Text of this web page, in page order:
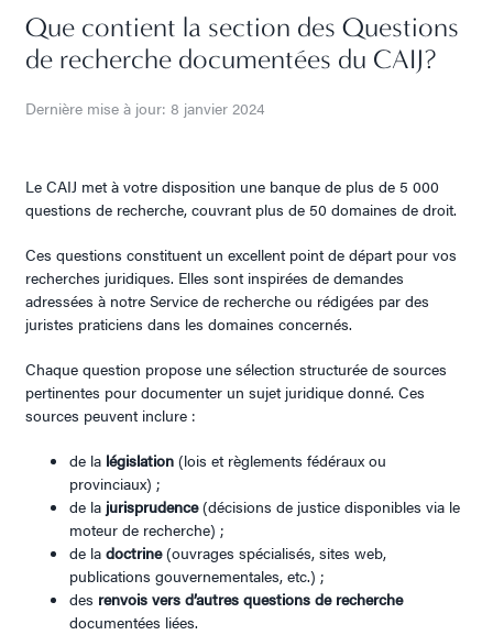
Que contient la section des Questions
de recherche documentées du CAIJ?
Dernière mise à jour: 8 janvier 2024
Le CAIJ met à votre disposition une banque de plus de 5 000
questions de recherche, couvrant plus de 50 domaines de droit.
Ces questions constituent un excellent point de départ pour vos
recherches juridiques. Elles sont inspirées de demandes
adressées à notre Service de recherche ou rédigées par des
juristes praticiens dans les domaines concernés.
Chaque question propose une sélection structurée de sources
pertinentes pour documenter un sujet juridique donné. Ces
sources peuvent inclure :
de la législation (lois et règlements fédéraux ou
provinciaux) ;
de la jurisprudence(décisions de justice disponibles via le
moteur de recherche) ;
de la doctrine(ouvrages spécialisés, sites web,
publications gouvernementales, etc.) ;
des renvois vers d’autres questions de recherche
documentées liées.